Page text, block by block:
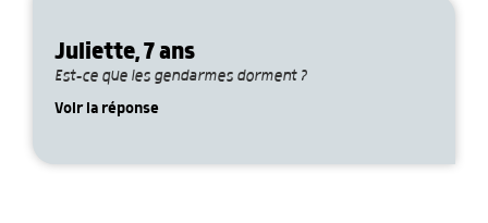
Juliette, 7 ans
Est-ce que les gendarmes dorment ?
Voir la réponse